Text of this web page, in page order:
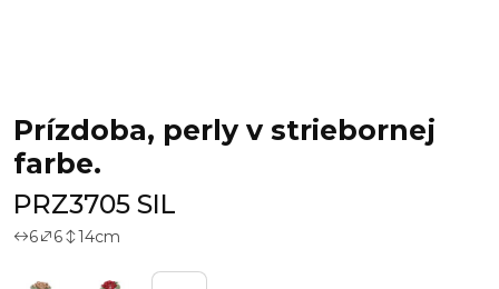
Prízdoba, perly v striebornej
farbe.
PRZ3705 SIL
6 6 14cm